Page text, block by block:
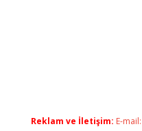
Reklam ve İletişim: E-mail: